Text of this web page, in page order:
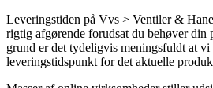
Leveringstiden på Vvs > Ventiler &
rigtig afgørende forudsat du behøver din
grund er det tydeligvis meningsfuldt at vi
leveringstidspunkt for det aktuelle